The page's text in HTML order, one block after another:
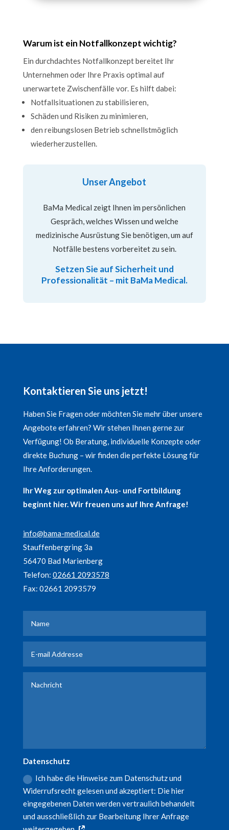
Warum ist ein Notfallkonzept wichtig?
Ein durchdachtes Notfallkonzept bereitet Ihr
Unternehmen oder Ihre Praxis optimal auf
unerwartete Zwischenfälle vor. Es hilft dabei:
Notfallsituationen zu stabilisieren,
Schäden und Risiken zu minimieren,
den reibungslosen Betrieb schnellstmöglich
wiederherzustellen.
Unser Angebot
BaMa Medical zeigt Ihnen im persönlichen
Gespräch, welches Wissen und welche
medizinische Ausrüstung Sie benötigen, um auf
Notfälle bestens vorbereitet zu sein.
Setzen Sie auf Sicherheit und
Professionalität – mit BaMa Medical.
Kontaktieren Sie uns jetzt!
Haben Sie Fragen oder möchten Sie mehr über unsere
Angebote erfahren? Wir stehen Ihnen gerne zur
Verfügung! Ob Beratung, individuelle Konzepte oder
direkte Buchung – wir finden die perfekte Lösung für
Ihre Anforderungen.
Ihr Weg zur optimalen Aus- und Fortbildung
beginnt hier. Wir freuen uns auf Ihre Anfrage!
info@bama-medical.de
Stauffenbergring 3a
56470 Bad Marienberg
Telefon: 02661 2093578
Fax: 02661 2093579
Datenschutz
Ich habe die Hinweise zum Datenschutz und
Widerrufsrecht gelesen und akzeptiert: Die hier
eingegebenen Daten werden vertraulich behandelt
und ausschließlich zur Bearbeitung Ihrer Anfrage